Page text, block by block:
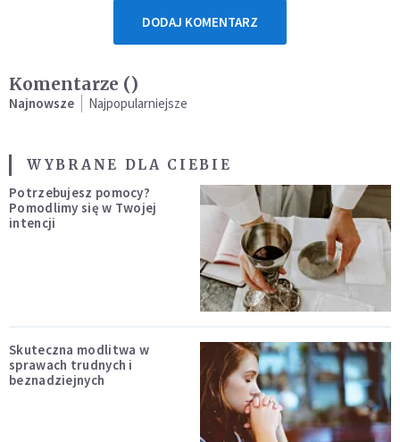
DODAJ KOMENTARZ
Komentarze ()
Najnowsze Najpopularniejsze
WYBRANE DLA CIEBIE
Potrzebujesz pomocy?
Pomodlimy się w Twojej
intencji
Skuteczna modlitwa w
sprawach trudnych i
beznadziejnych